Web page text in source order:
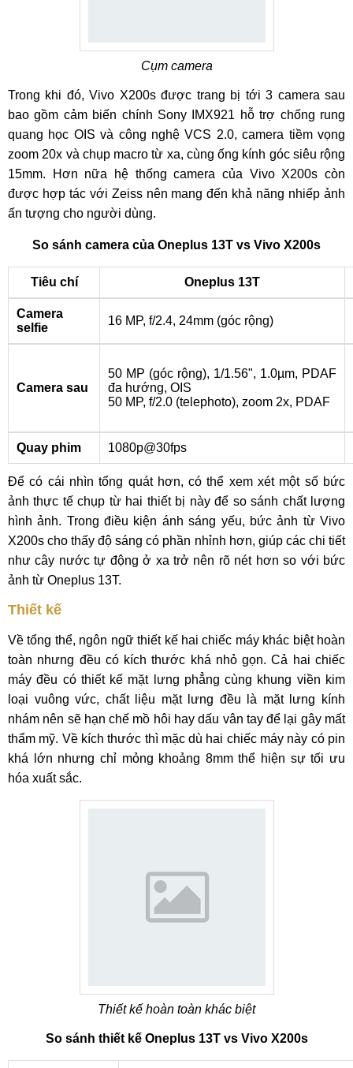
Cụm camera
Trong khi đó, Vivo X200s được trang bị tới 3 camera sau
bao gồm cảm biến chính Sony IMX921 hỗ trợ chống rung
quang học OIS và công nghệ VCS 2.0, camera tiềm vọng
zoom 20x và chụp macro từ xa, cùng ống kính góc siêu rộng
15mm. Hơn nữa hệ thống camera của Vivo X200s còn
được hợp tác với Zeiss nên mang đến khả năng nhiếp ảnh
ấn tượng cho người dùng.
So sánh camera của Oneplus 13T vs Vivo X200s
Tiêu chí Oneplus 13T
Camera
selfie
16 MP, f/2.4, 24mm (góc rộng)
Camera sau
50 MP (góc rộng), 1/1.56", 1.0µm, PDAF
đa hướng, OIS
50 MP, f/2.0 (telephoto), zoom 2x, PDAF
Quay phim 1080p@30fps
Để có cái nhìn tổng quát hơn, có thể xem xét một số bức
ảnh thực tế chụp từ hai thiết bị này để so sánh chất lượng
hình ảnh. Trong điều kiện ánh sáng yếu, bức ảnh từ Vivo
X200s cho thấy độ sáng có phần nhỉnh hơn, giúp các chi tiết
như cây nước tự động ở xa trở nên rõ nét hơn so với bức
ảnh từ Oneplus 13T.
Thiết kế
Về tổng thể, ngôn ngữ thiết kế hai chiếc máy khác biệt hoàn
toàn nhưng đều có kích thước khá nhỏ gọn. Cả hai chiếc
máy đều có thiết kế mặt lưng phẳng cùng khung viền kim
loại vuông vức, chất liệu mặt lưng đều là mặt lưng kính
nhám nên sẽ hạn chế mồ hôi hay dấu vân tay để lại gây mất
thẩm mỹ. Về kích thước thì mặc dù hai chiếc máy này có pin
khá lớn nhưng chỉ mỏng khoảng 8mm thể hiện sự tối ưu
hóa xuất sắc.
Thiết kế hoàn toàn khác biệt
So sánh thiết kế Oneplus 13T vs Vivo X200s